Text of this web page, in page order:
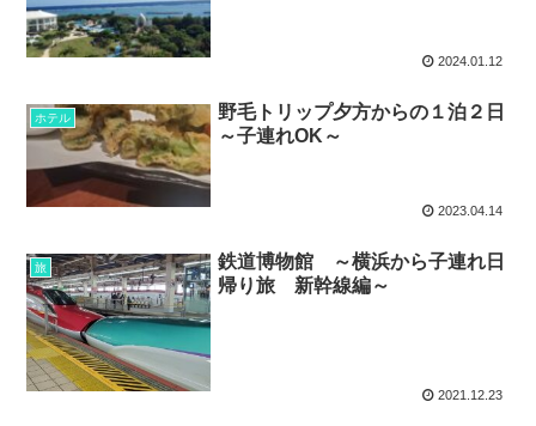
2024.01.12
ホテル
野毛トリップ夕方からの１泊２日
～子連れOK～
2023.04.14
旅
鉄道博物館 ～横浜から子連れ日
帰り旅 新幹線編～
2021.12.23